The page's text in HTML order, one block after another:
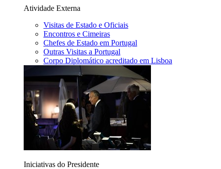
Atividade Externa
Visitas de Estado e Oficiais
Encontros e Cimeiras
Chefes de Estado em Portugal
Outras Visitas a Portugal
Corpo Diplomático acreditado em Lisboa
Iniciativas do Presidente